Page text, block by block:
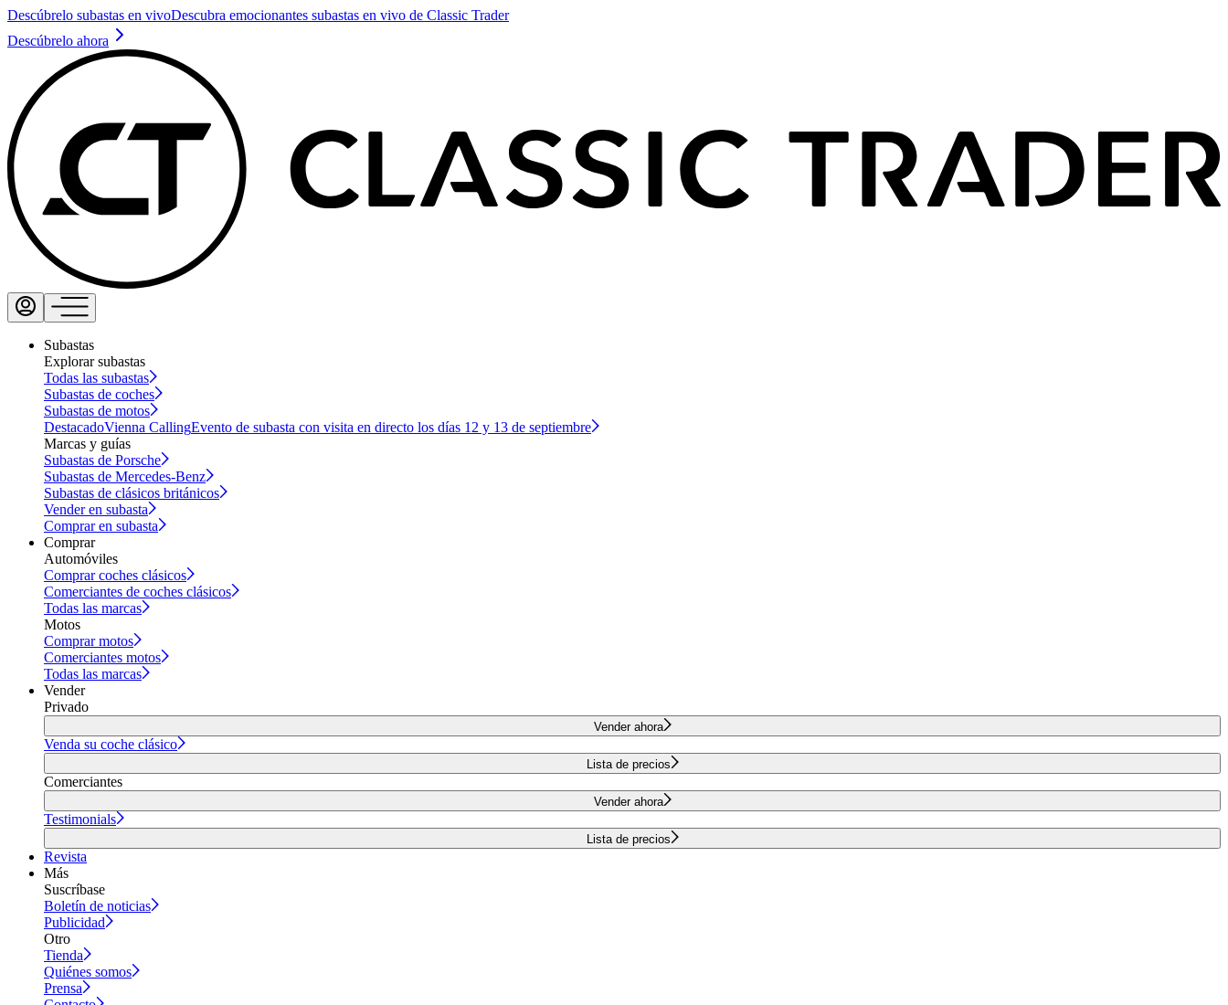
Descúbrelo subastas en vivoDescubra emocionantes subastas en vivo de Classic Trader
Descúbrelo ahora
Subastas
Explorar subastas
Todas las subastas
Subastas de coches
Subastas de motos
DestacadoVienna CallingEvento de subasta con visita en directo los días 12 y 13 de septiembre
Marcas y guías
Subastas de Porsche
Subastas de Mercedes-Benz
Subastas de clásicos británicos
Vender en subasta
Comprar en subasta
Comprar
Automóviles
Comprar coches clásicos
Comerciantes de coches clásicos
Todas las marcas
Motos
Comprar motos
Comerciantes motos
Todas las marcas
Vender
Privado
Vender ahora
Venda su coche clásico
Lista de precios
Comerciantes
Vender ahora
Testimonials
Lista de precios
Revista
Más
Suscríbase
Boletín de noticias
Publicidad
Otro
Tienda
Quiénes somos
Prensa